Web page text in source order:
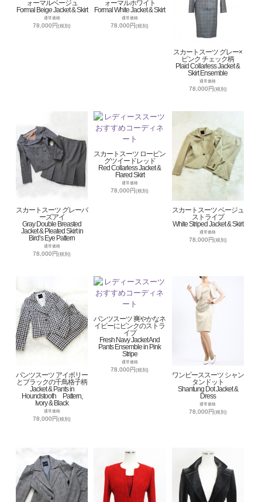
ォーマルベージュ
Formal Beige Jacket & Skirt
通常価格
78,000円(税別)
ォーマルホワイト
Formal White Jacket & Skirt
通常価格
78,000円(税別)
スカートスーツ グレー×
ピンク チェック柄
Plaid Collarless Jacket &
Skirt Ensemble
通常価格
78,000円(税別)
スカートスーツ グレーバ
ーズアイ
Gray Double Breasted
Jacket & Pleated Skirt in
Bird’s Eye Pattern
通常価格
78,000円(税別)
スカートスーツ ロービン
グツイードレッド
Red Collarless Jacket &
Flared Skirt
通常価格
78,000円(税別)
スカートスーツ ベージュ
ストライプ
White Striped Jacket & Skirt
通常価格
78,000円(税別)
パンツスーツ アイボリー
とブラックの千鳥格子柄
Jacket & Pants in
Houndstooth Pattern,
Ivory & Black
通常価格
78,000円(税別)
パンツスーツ 爽やかなネ
イビーにピンクのストラ
イプ
Fresh Navy Jacket And
Pants Ensemble in Pink
Stripe
通常価格
78,000円(税別)
ワンピーススーツ シャン
タンドット
Shantung Dot Jacket &
Dress
通常価格
78,000円(税別)